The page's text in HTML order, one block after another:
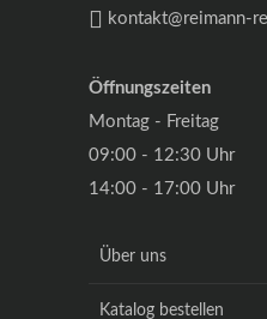
kontakt@reimann-
Öffnungszeiten
Montag - Freitag
09:00 - 12:30 Uhr
14:00 - 17:00 Uhr
Über uns
Katalog bestellen